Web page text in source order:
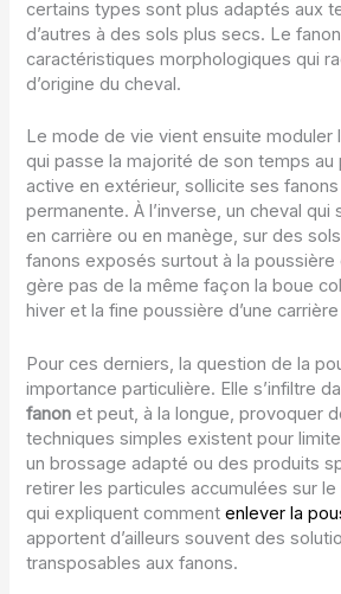
certains types sont plus adaptés aux
d’autres à des sols plus secs. Le
caractéristiques morphologiques qui
d’origine du cheval.
Le mode de vie vient ensuite moduler
qui passe la majorité de son temps au
active en extérieur, sollicite ses
permanente. À l’inverse, un cheval
en carrière ou en manège, sur des
fanons exposés surtout à la poussière
gère pas de la même façon la boue
hiver et la fine poussière d’une
Pour ces derniers, la question de la
importance particulière. Elle s’infiltre
fanon et peut, à la longue, provoquer
techniques simples existent pour
un brossage adapté ou des produits
retirer les particules accumulées sur
qui expliquent commentenlever la
apportent d’ailleurs souvent des
transposables aux fanons.